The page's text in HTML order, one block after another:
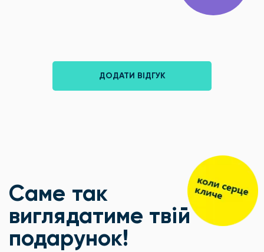
ДОДАТИ ВІДГУК
Саме так
виглядатиме твій
подарунок!